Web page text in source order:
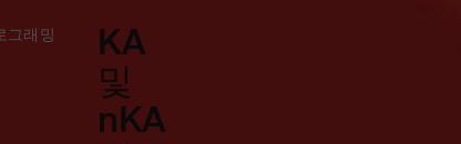
그래밍
KA
및
nKA